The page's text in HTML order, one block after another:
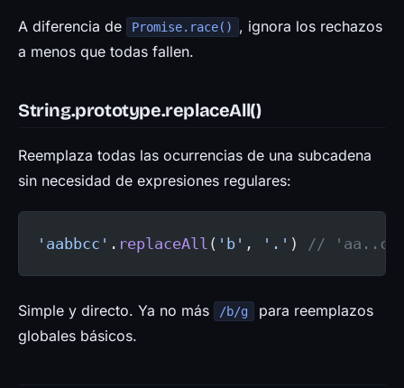
A diferencia de Promise.race()
, ignora los rechazos
a menos que todas fallen.
String.prototype.replaceAll()
Reemplaza todas las ocurrencias de una subcadena
sin necesidad de expresiones regulares:
'aabbcc' . replaceAll ( 'b' , '.' ) //
Simple y directo. Ya no más /b/g
para reemplazos
globales básicos.